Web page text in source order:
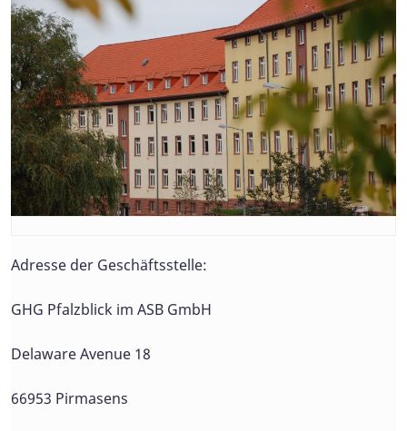
Adresse der Geschäftsstelle:
GHG Pfalzblick im ASB GmbH
Delaware Avenue 18
66953 Pirmasens